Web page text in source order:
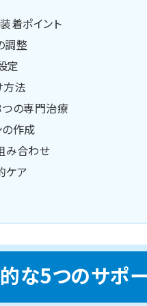
着ポイント
調整
定
方法
の専門治療
作成
み合わせ
ケア
な5つのサポ